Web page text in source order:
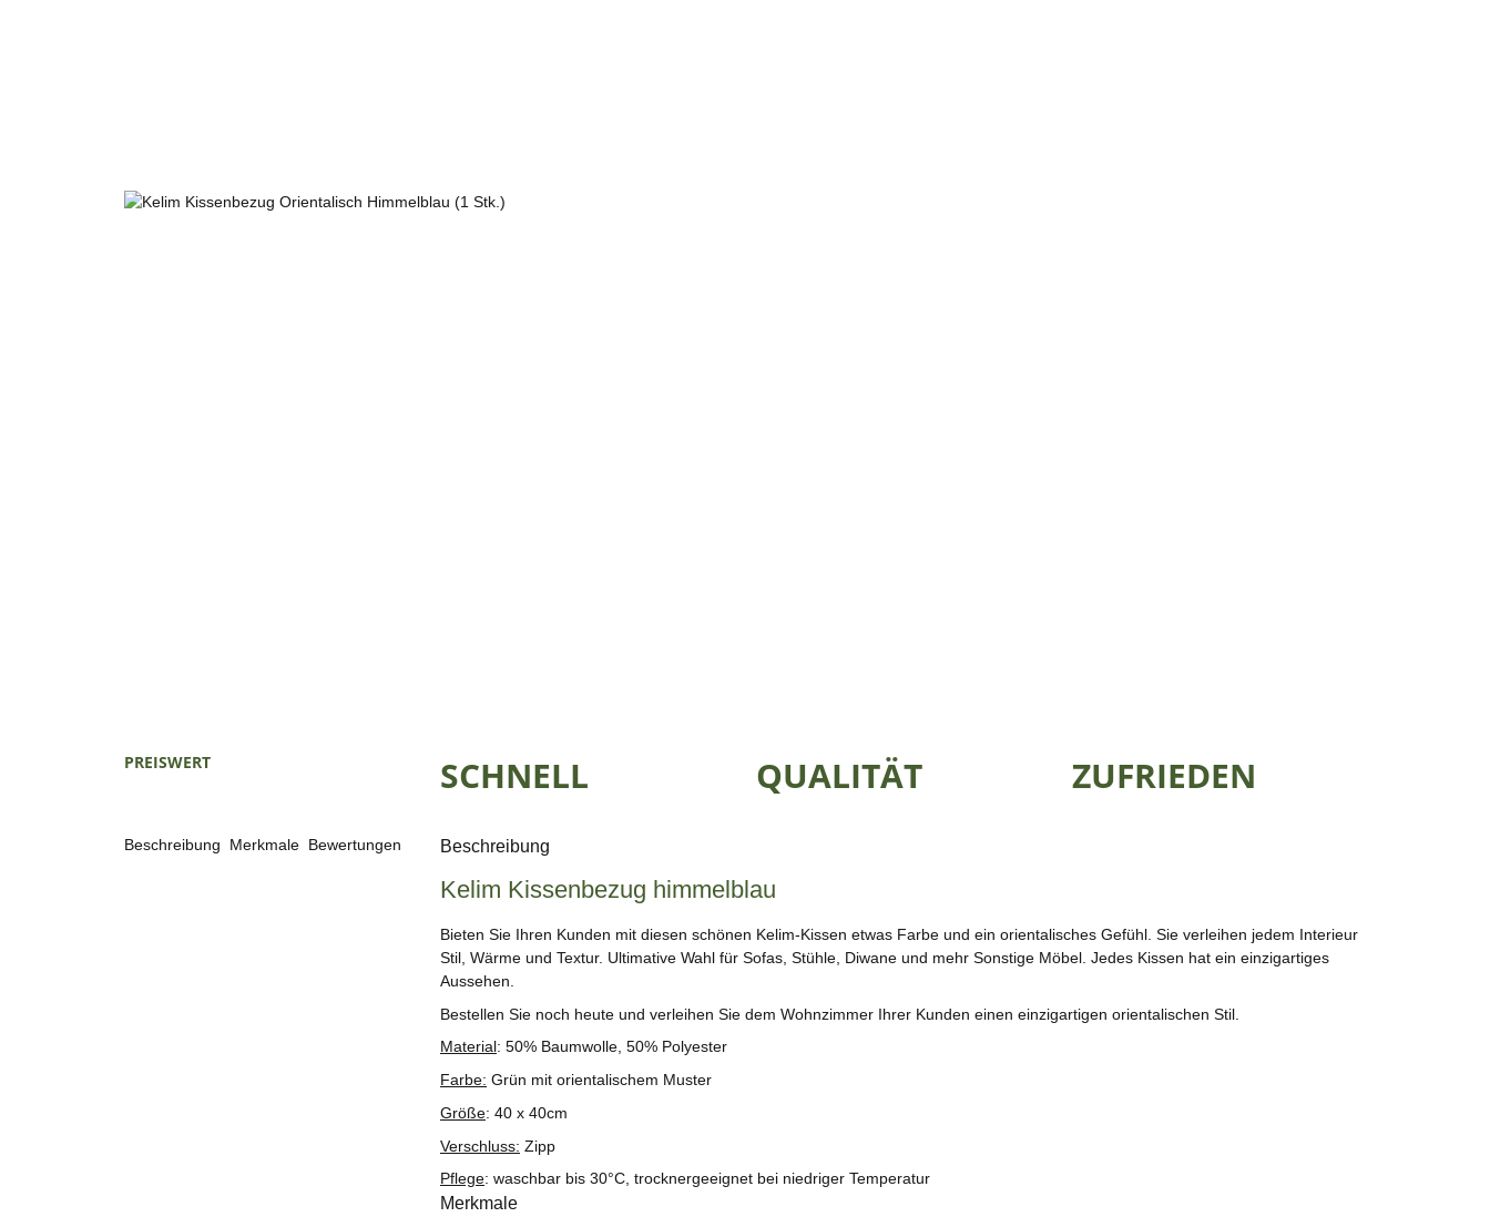
PREISWERT SCHNELL QUALITÄT ZUFRIEDEN
Beschreibung Merkmale Bewertungen Beschreibung
Kelim Kissenbezug himmelblau
Bieten Sie Ihren Kunden mit diesen schönen Kelim-Kissen etwas Farbe und ein orientalisches Gefühl. Sie verleihen jedem Interieur
Stil, Wärme und Textur. Ultimative Wahl für Sofas, Stühle, Diwane und mehr Sonstige Möbel. Jedes Kissen hat ein einzigartiges
Aussehen.
Bestellen Sie noch heute und verleihen Sie dem Wohnzimmer Ihrer Kunden einen einzigartigen orientalischen Stil.
Material: 50% Baumwolle, 50% Polyester
Farbe: Grün mit orientalischem Muster
Größe: 40 x 40cm
Verschluss: Zipp
Pflege: waschbar bis 30°C, trocknergeeignet bei niedriger Temperatur
Merkmale